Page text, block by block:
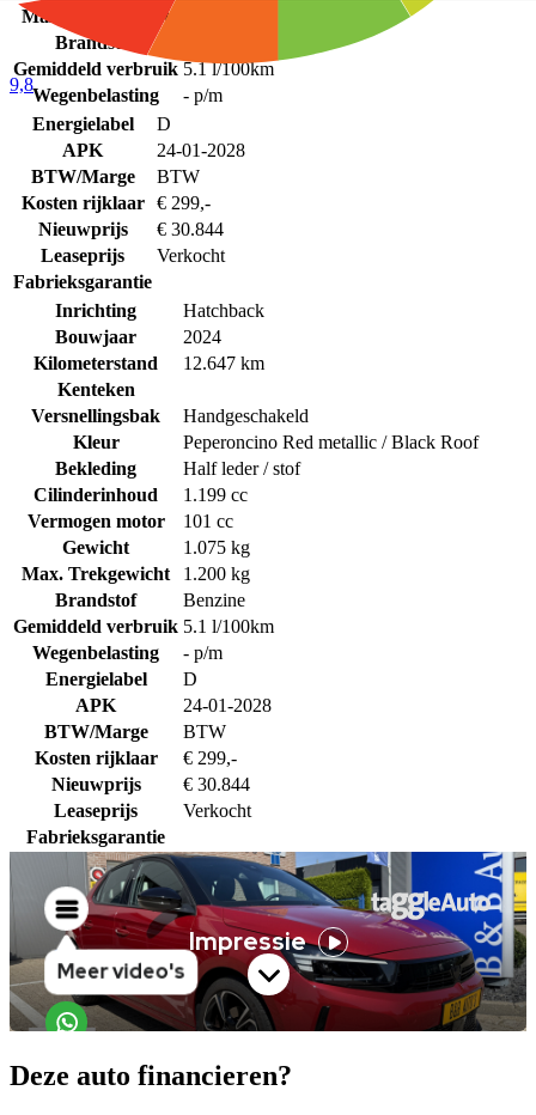
9,8
Max. Trekgewicht
Brandstof
Gemiddeld verbruik 5.1 l/100km
Wegenbelasting
- p/m
Energielabel
D
APK
24-01-2028
BTW/Marge
BTW
Kosten rijklaar
€ 299,-
Nieuwprijs
€ 30.844
Leaseprijs
Verkocht
Fabrieksgarantie
Inrichting
Hatchback
Bouwjaar
2024
Kilometerstand
12.647 km
Kenteken
Versnellingsbak
Handgeschakeld
Kleur
Peperoncino Red metallic / Black Roof
Bekleding
Half leder / stof
Cilinderinhoud
1.199 cc
Vermogen motor
101 cc
Gewicht
1.075 kg
Max. Trekgewicht
1.200 kg
Brandstof
Benzine
Gemiddeld verbruik 5.1 l/100km
Wegenbelasting
- p/m
Energielabel
D
APK
24-01-2028
BTW/Marge
BTW
Kosten rijklaar
€ 299,-
Nieuwprijs
€ 30.844
Leaseprijs
Verkocht
Fabrieksgarantie
Deze auto financieren?